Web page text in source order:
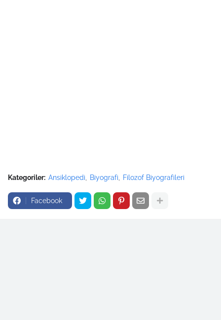
Kategoriler: Ansiklopedi Biyografi Filozof Biyografileri
Facebook